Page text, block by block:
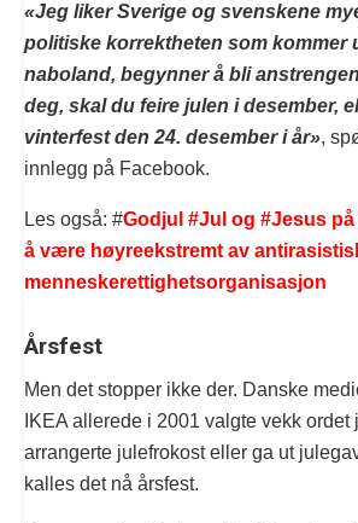
«Jeg liker Sverige og svenskene
politiske korrektheten som kommer
naboland, begynner å bli
deg, skal du feire julen i desember,
vinterfest den 24. desember i år»,
innlegg på Facebook.
Les også: #Godjul #Jul og #Jesus
å være høyreekstremt av
menneskerettighetsorganisasjon
Årsfest
Men det stopper ikke der. Danske
IKEA allerede i 2001 valgte vekk
arrangerte julefrokost eller ga ut
kalles det nå årsfest.